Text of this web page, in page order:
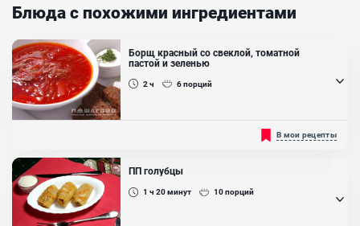
Блюда с похожими ингредиентами
Борщ красный со свеклой, томатной
пастой и зеленью
2 ч 6порций
Включает томатную пасту для придания красного цвета и более
В мои рецепты
ПП голубцы
1 ч 20минут 10порций